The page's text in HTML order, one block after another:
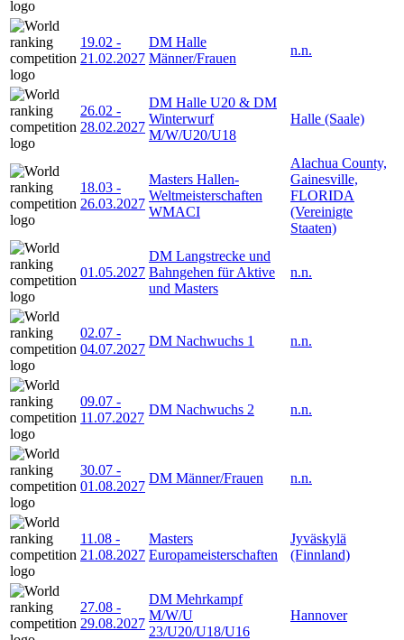
19.02 -
21.02.2027
DM Halle
Männer/Frauen
n.n.
26.02 -
28.02.2027
DM Halle U20 & DM
Winterwurf
M/W/U20/U18
Halle (Saale)
18.03 -
26.03.2027
Masters Hallen-
Weltmeisterschaften
WMACI
Alachua County,
Gainesville,
FLORIDA
(Vereinigte
Staaten)
01.05.2027
DM Langstrecke und
Bahngehen für Aktive
und Masters
n.n.
02.07 -
04.07.2027
DM Nachwuchs 1 n.n.
09.07 -
11.07.2027
DM Nachwuchs 2 n.n.
30.07 -
01.08.2027
DM Männer/Frauen n.n.
11.08 -
21.08.2027
Masters
Europameisterschaften
Jyväskylä
(Finnland)
27.08 -
29.08.2027
DM Mehrkampf
M/W/U
23/U20/U18/U16
Hannover